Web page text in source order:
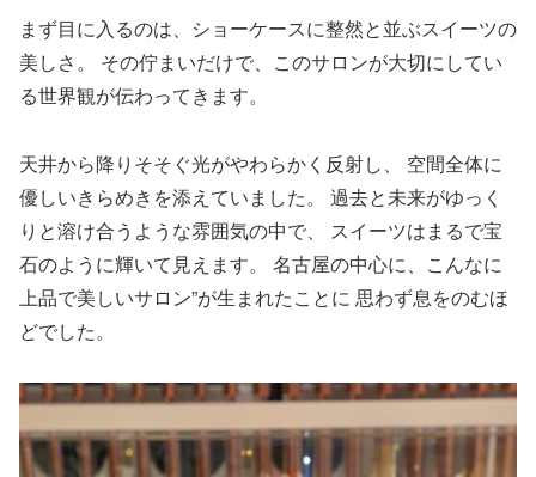
まず目に入るのは、ショーケースに整然と並ぶスイーツの
美しさ。 その佇まいだけで、このサロンが大切にしてい
る世界観が伝わってきます。
天井から降りそそぐ光がやわらかく反射し、 空間全体に
優しいきらめきを添えていました。 過去と未来がゆっく
りと溶け合うような雰囲気の中で、 スイーツはまるで宝
石のように輝いて見えます。 名古屋の中心に、こんなに
上品で美しいサロン”が生まれたことに 思わず息をのむほ
どでした。